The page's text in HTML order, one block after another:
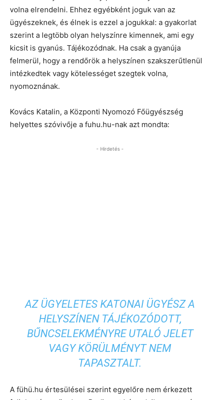
volna elrendelni. Ehhez egyébként joguk van az
ügyészeknek, és élnek is ezzel a jogukkal: a gyakorlat
szerint a legtöbb olyan helyszínre kimennek, ami egy
kicsit is gyanús. Tájékozódnak. Ha csak a gyanúja
felmerül, hogy a rendőrök a helyszínen szakszerűtlenül
intézkedtek vagy kötelességet szegtek volna,
nyomoznának.
Kovács Katalin, a Központi Nyomozó Főügyészség
helyettes szóvivője a fuhu.hu-nak azt mondta:
- Hirdetés -
AZ ÜGYELETES KATONAI ÜGYÉSZ A
HELYSZÍNEN TÁJÉKOZÓDOTT,
BŰNCSELEKMÉNYRE UTALÓ JELET
VAGY KÖRÜLMÉNYT NEM
TAPASZTALT.
A fühü.hu értesülései szerint egyelőre nem érkezett